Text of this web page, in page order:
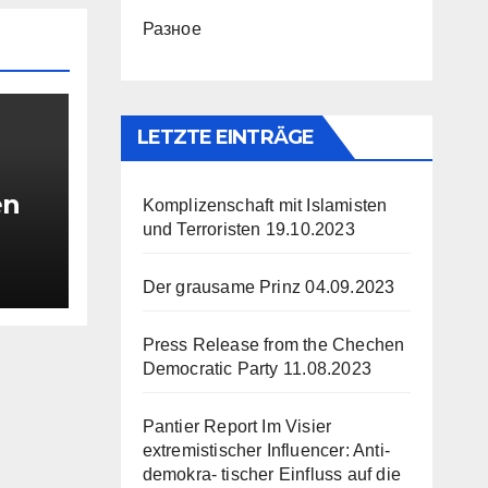
Разное
LETZTE EINTRÄGE
Komplizenschaft mit Islamisten
und Terroristen 19.10.2023
Der grausame Prinz 04.09.2023
Press Release from the Chechen
Democratic Party 11.08.2023
Pantier Report Im Visier
extremistischer Influencer: Anti-
demokra- tischer Einfluss auf die